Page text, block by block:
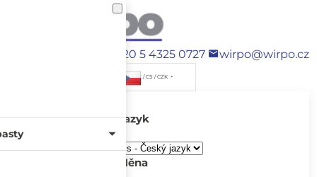
+420 5 4325 0727 wirpo@wirpo.cz
/ CS / CZK
Jazyk
Měna